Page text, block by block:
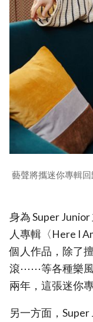
藝聲將攜迷你專輯
身為 Super
人專輯〈Here I
個人作品，除了
滾⋯⋯等各種樂風
兩年，這張迷你
另一方面，Super